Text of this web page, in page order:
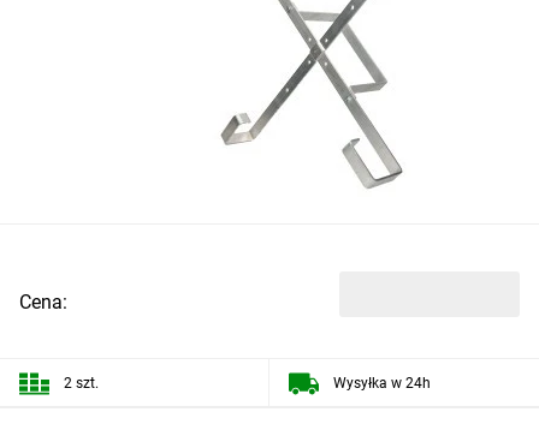
Cena:
2 szt. Wysyłka w 24h